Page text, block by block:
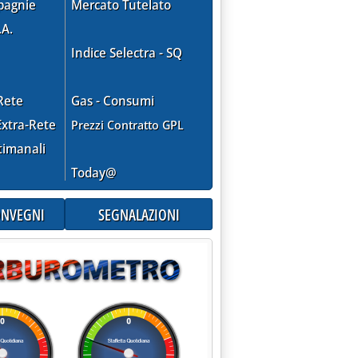
gestori il 14 novembre '
Rete
Mercato Tutelato
Indice Selectra - SQ
Gas - Consumi
Prezzi Contratto GPL
Today@
SEGNALAZIONI